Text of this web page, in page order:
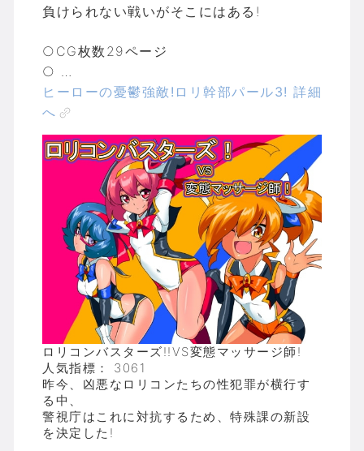
負けられない戦いがそこにはある!
○CG枚数29ページ
○ …
ヒーローの憂鬱強敵!ロリ幹部パール3! 詳細
へ
ロリコンバスターズ!!VS変態マッサージ師!
人気指標： 3061
昨今、凶悪なロリコンたちの性犯罪が横行す
る中、
警視庁はこれに対抗するため、特殊課の新設
を決定した!